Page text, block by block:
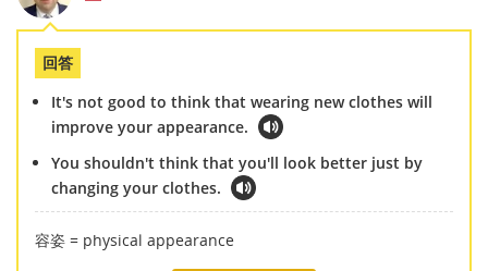
回答
It's not good to think that wearing new clothes will
improve your appearance.
You shouldn't think that you'll look better just by
changing your clothes.
容姿 = physical appearance